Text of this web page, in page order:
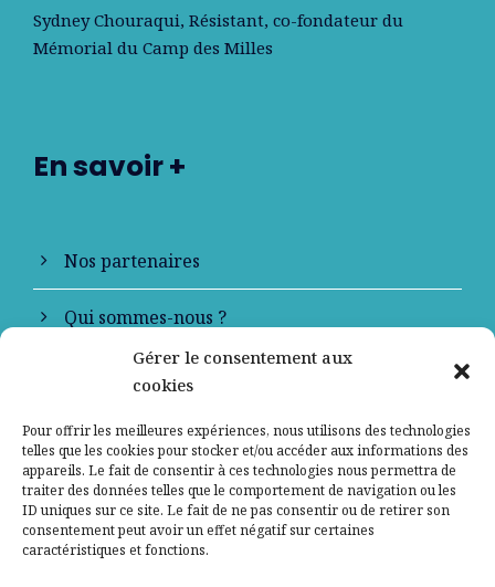
Gérer le consentement aux
cookies
Pour offrir les meilleures expériences, nous utilisons des technologies
telles que les cookies pour stocker et/ou accéder aux informations des
appareils. Le fait de consentir à ces technologies nous permettra de
traiter des données telles que le comportement de navigation ou les
ID uniques sur ce site. Le fait de ne pas consentir ou de retirer son
consentement peut avoir un effet négatif sur certaines
caractéristiques et fonctions.
Sydney Chouraqui, Résistant, co-fondateur du
Mémorial du Camp des Milles
En savoir +
Nos partenaires
Qui sommes-nous ?
Contactez-nous
Mentions légales
Politique de confidentialité